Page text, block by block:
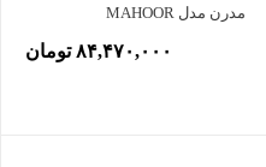
مدرن مدل MAHOOR
۸۴,۴۷۰,۰۰۰ تومان